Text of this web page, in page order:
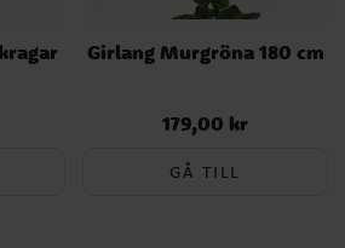
Girlang Murgröna 180 cm
Pris:179,00 kr
179,00 kr
GÅ TILL